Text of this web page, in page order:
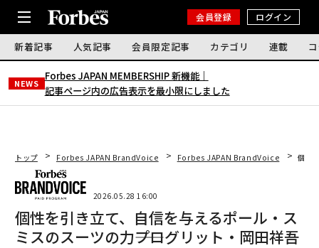
会員登録 ログイン
新着記事 人気記事 会員限定記事 カテゴリ 連載
NEWS
Forbes JAPAN MEMBERSHIP 新機能｜
記事ページ内の広告表示を最小限にしました
トップ Forbes JAPAN BrandVoice Forbes JAPAN BrandVoice 個性
2026.05.28 16:00
個性を引き立て、自信を与えるポール・ス
ミスのスーツの力――プログリット・岡田祥吾